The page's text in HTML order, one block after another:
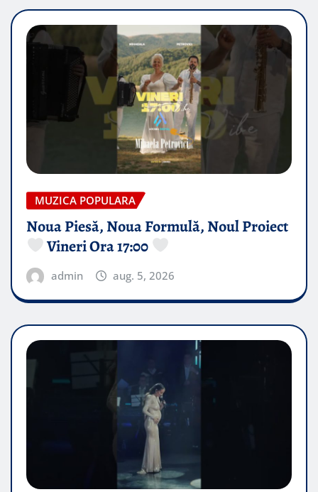
MUZICA POPULARA
Noua Piesă, Noua Formulă, Noul Proiect
Vineri Ora 17:00
admin aug. 5, 2026